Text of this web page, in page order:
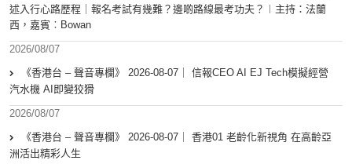
述入行心路歷程｜報名考試有幾難？邊啲路線最考功夫？︱主持：法蘭
西，嘉賓︰Bowan
2026/08/07
《香港台 – 聲音專欄》 2026-08-07｜ 信報CEO AI EJ Tech模擬經營
汽水機 AI即變狡猾
2026/08/07
《香港台 – 聲音專欄》 2026-08-07｜ 香港01 老齡化新視角 在高齡亞
洲活出精彩人生